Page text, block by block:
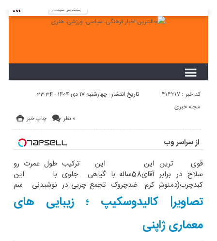
برويد و منوي خود را ايجاد كنيد!
کد خبر : 414317 تاریخ انتشار : چهارشنبه 17 دی 1404 - 23:34
چاپ خبر 0 نظر
مجله خبری
از سراسر وب
قوی ترین
سلاح در برابر
کبدچرب(دمنوش
تخفیف
این
آقای58ساله با
کرم ضدچروک
جلبک10سال
جوان
تخفیف)
این ترکیب
گیاهی جلوی
تجمع چربی در
کبد را میگیرد
طول عمرت رو
با این
نوشیدنی سم
زدای کبد 2برابر
کن
تصاویر| کالیدوسکیپ ؛ زیبایی های
معماری ژاپنی